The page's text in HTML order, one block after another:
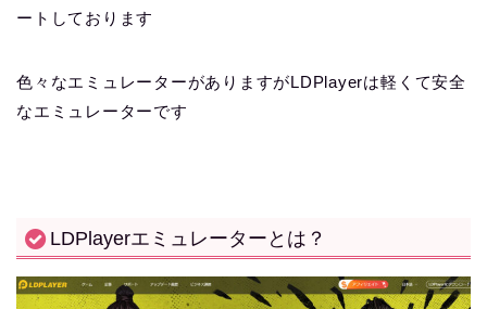
ートしております
色々なエミュレーターがありますがLDPlayerは軽くて安全
なエミュレーターです
LDPlayerエミュレーターとは？